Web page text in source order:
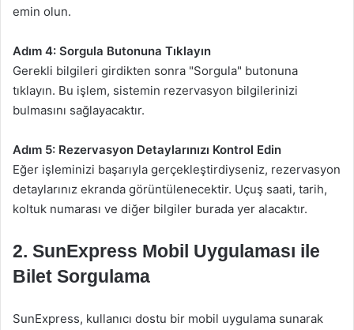
emin olun.
Adım 4: Sorgula Butonuna Tıklayın
Gerekli bilgileri girdikten sonra "Sorgula" butonuna
tıklayın. Bu işlem, sistemin rezervasyon bilgilerinizi
bulmasını sağlayacaktır.
Adım 5: Rezervasyon Detaylarınızı Kontrol Edin
Eğer işleminizi başarıyla gerçekleştirdiyseniz, rezervasyon
detaylarınız ekranda görüntülenecektir. Uçuş saati, tarih,
koltuk numarası ve diğer bilgiler burada yer alacaktır.
2. SunExpress Mobil Uygulaması ile
Bilet Sorgulama
SunExpress, kullanıcı dostu bir mobil uygulama sunarak